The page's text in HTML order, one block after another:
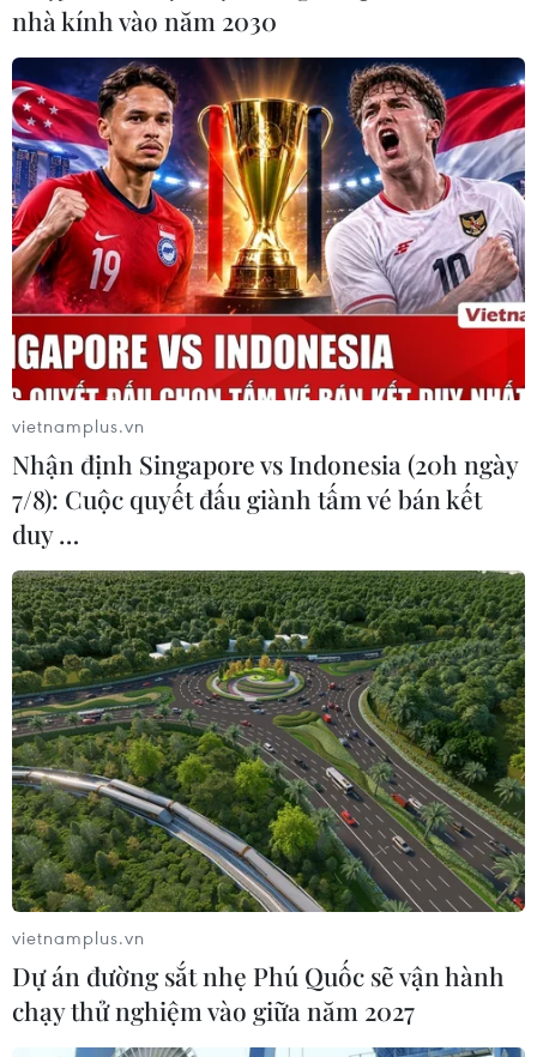
#Khu đô thị mới Thủ Thiêm
#Thị trường bất động sản
#Thủ Thiêm
Tp. Hồ Chí Minh
Theo dõi VietnamPlus
TIN LIÊN QUAN
nhà kính vào năm 2030
vietnamplus.vn
Nhận định Singapore vs Indonesia (20h ngày
7/8): Cuộc quyết đấu giành tấm vé bán kết
duy …
vietnamplus.vn
Dự án đường sắt nhẹ Phú Quốc sẽ vận hành
chạy thử nghiệm vào giữa năm 2027